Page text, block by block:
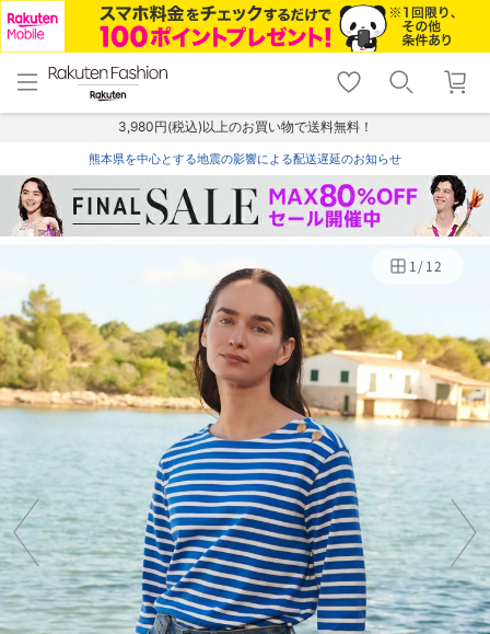
menu home
トップ
shopping_cart lock_outline
ログイン
3,980円(税込)以上のお買い物で送料無料！
熊本県を中心とする地震の影響による配送遅延のお知らせ
1/12